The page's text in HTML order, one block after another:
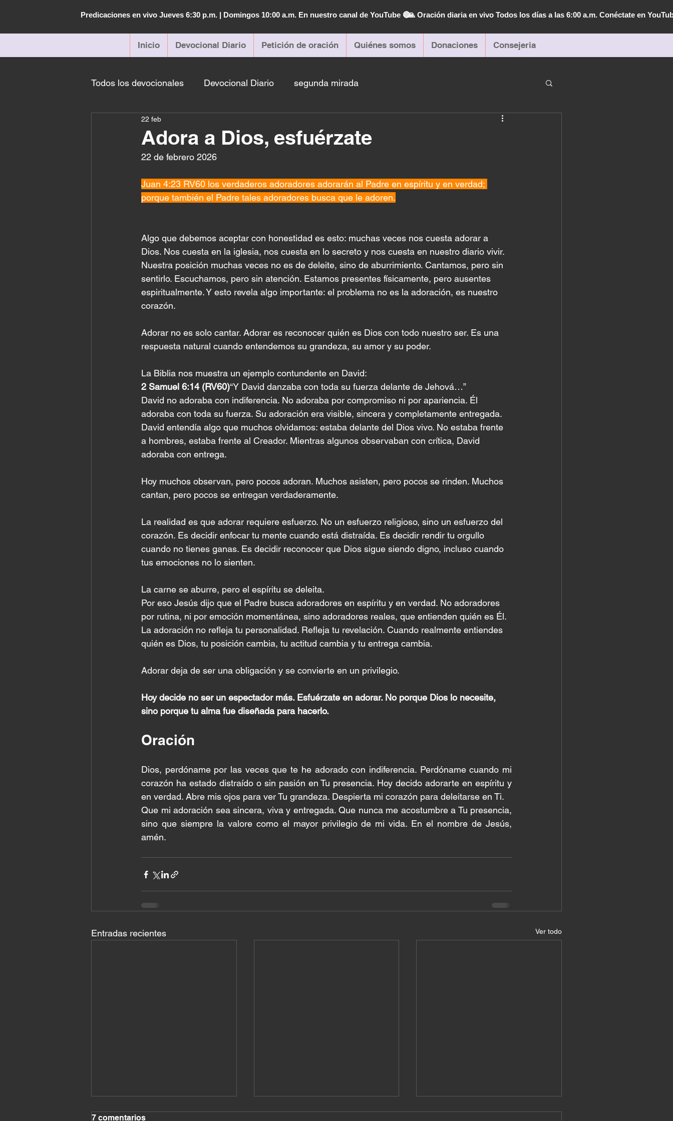
Predicaciones en vivo Jueves 6:30 p.m. | Domingos 10:00 a.m. En nuestro canal de YouTube 🔴🙏 Oración diaria en vivo Todos los días a las 6:00 a.m. Conéctate en
Inicio Devocional Diario Petición de oración Quiénes somos Donaciones Consejeria
Todos los devocionales Devocional Diario segunda mirada
Adora a Dios, esfuérzate
22 feb
22 de febrero 2026
Juan 4:23 RV60 los verdaderos adoradores adorarán al Padre en espíritu y en verdad;
porque también el Padre tales adoradores busca que le adoren.
Algo que debemos aceptar con honestidad es esto: muchas veces nos cuesta adorar a
Dios. Nos cuesta en la iglesia, nos cuesta en lo secreto y nos cuesta en nuestro diario vivir.
Nuestra posición muchas veces no es de deleite, sino de aburrimiento. Cantamos, pero sin
sentirlo. Escuchamos, pero sin atención. Estamos presentes físicamente, pero ausentes
espiritualmente. Y esto revela algo importante: el problema no es la adoración, es nuestro
corazón.
Adorar no es solo cantar. Adorar es reconocer quién es Dios con todo nuestro ser. Es una
respuesta natural cuando entendemos su grandeza, su amor y su poder.
La Biblia nos muestra un ejemplo contundente en David:
2 Samuel 6:14 (RV60)“Y David danzaba con toda su fuerza delante de Jehová…”
David no adoraba con indiferencia. No adoraba por compromiso ni por apariencia. Él
adoraba con toda su fuerza. Su adoración era visible, sincera y completamente entregada.
David entendía algo que muchos olvidamos: estaba delante del Dios vivo. No estaba frente
a hombres, estaba frente al Creador. Mientras algunos observaban con crítica, David
adoraba con entrega.
Hoy muchos observan, pero pocos adoran. Muchos asisten, pero pocos se rinden. Muchos
cantan, pero pocos se entregan verdaderamente.
La realidad es que adorar requiere esfuerzo. No un esfuerzo religioso, sino un esfuerzo del
corazón. Es decidir enfocar tu mente cuando está distraída. Es decidir rendir tu orgullo
cuando no tienes ganas. Es decidir reconocer que Dios sigue siendo digno, incluso cuando
tus emociones no lo sienten.
La carne se aburre, pero el espíritu se deleita.
Por eso Jesús dijo que el Padre busca adoradores en espíritu y en verdad. No adoradores
por rutina, ni por emoción momentánea, sino adoradores reales, que entienden quién es Él.
La adoración no refleja tu personalidad. Refleja tu revelación. Cuando realmente entiendes
quién es Dios, tu posición cambia, tu actitud cambia y tu entrega cambia.
Adorar deja de ser una obligación y se convierte en un privilegio.
Hoy decide no ser un espectador más. Esfuérzate en adorar. No porque Dios lo necesite,
sino porque tu alma fue diseñada para hacerlo.
Oración
Dios, perdóname por las veces que te he adorado con indiferencia. Perdóname cuando mi
corazón ha estado distraído o sin pasión en Tu presencia. Hoy decido adorarte en espíritu y
en verdad. Abre mis ojos para ver Tu grandeza. Despierta mi corazón para deleitarse en Ti.
Que mi adoración sea sincera, viva y entregada. Que nunca me acostumbre a Tu presencia,
sino que siempre la valore como el mayor privilegio de mi vida. En el nombre de Jesús,
amén.
Entradas recientes Ver todo
7 comentarios